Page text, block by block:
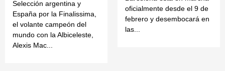
Selección argentina y
España por la Finalissima,
el volante campeón del
mundo con la Albiceleste,
Alexis Mac...
oficialmente desde el 9 de
febrero y desembocará en
las...